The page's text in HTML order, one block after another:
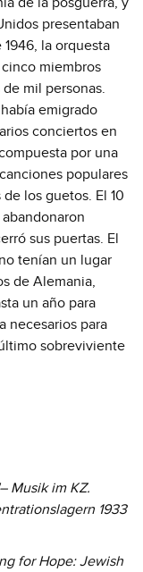
presentaban
la orquesta
miembros
mil personas.
emigrado
conciertos en
por una
populares
los guetos. El 10
sus puertas. El
tenían un lugar
de Alemania,
un año para
necesarios para
sobreviviente
Musik im KZ.
1933
for Hope: Jewish